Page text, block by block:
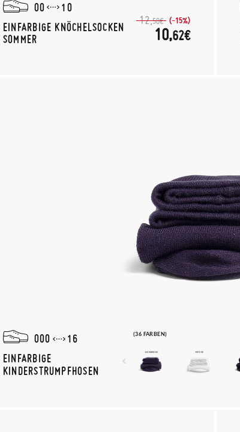
00
10
EINFARBIGE KNÖCHELSOCKEN
SOMMER
12,50€ (-15%)
10,62€
(36 FARBEN)
000
16
EINFARBIGE
KINDERSTRUMPFHOSEN